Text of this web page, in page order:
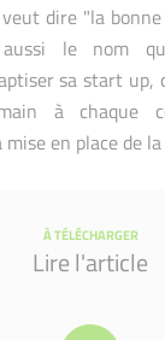
dire "la
le nom
sa start up,
à chaque
en place de
À TÉLÉCHARGER
Lire l'article